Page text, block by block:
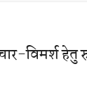
विमर्श